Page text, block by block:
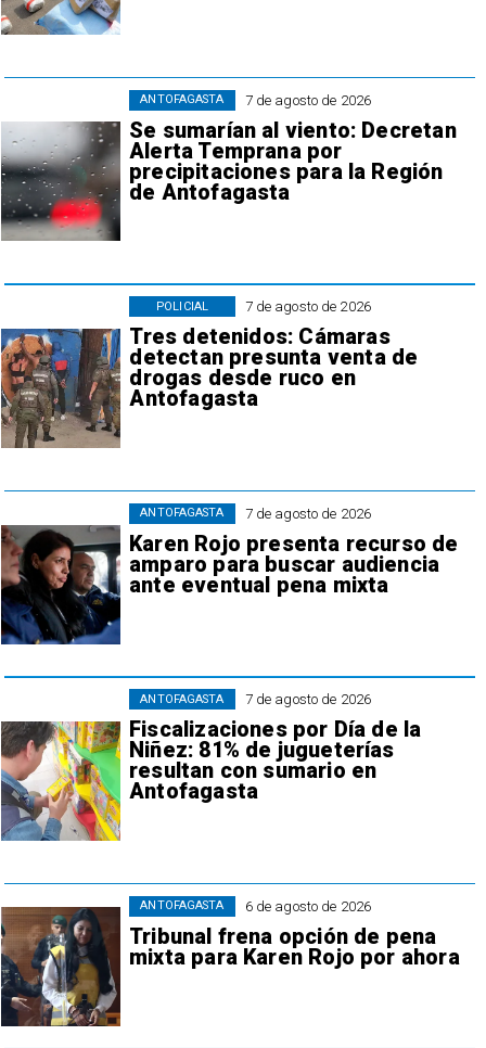
7 de agosto de 2026
Se sumarían al viento: Decretan
Alerta Temprana por
precipitaciones para la Región
de Antofagasta
ANTOFAGASTA
7 de agosto de 2026
Tres detenidos: Cámaras
detectan presunta venta de
drogas desde ruco en
Antofagasta
POLICIAL
7 de agosto de 2026
Karen Rojo presenta recurso de
amparo para buscar audiencia
ante eventual pena mixta
ANTOFAGASTA
7 de agosto de 2026
Fiscalizaciones por Día de la
Niñez: 81% de jugueterías
resultan con sumario en
Antofagasta
ANTOFAGASTA
6 de agosto de 2026
Tribunal frena opción de pena
mixta para Karen Rojo por ahora
ANTOFAGASTA